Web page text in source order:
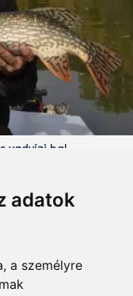
adatok
a személyre
vadvízi hal
fény a
Biztos voltam
vízközt, hanem
periódusukat
elúszó táplálék